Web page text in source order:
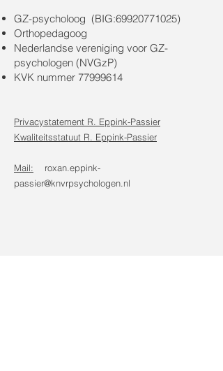
GZ-psycholoog (BIG:69920771025)
Orthopedagoog
Nederlandse vereniging voor GZ-
psychologen (NVGzP)
KVK nummer 77999614
Privacystatement R. Eppink-Passier
Kwaliteitsstatuut R. Eppink-Passier
Mail:
roxan.eppink-
passier@knvrpsychologen.nl